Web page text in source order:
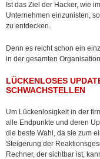
Ist das Ziel der Hacker, wie
Unternehmen einzunisten,
zu entdecken.
Denn es reicht schon ein
in der gesamten
LÜCKENLOSES
SCHWACHSTELLEN
Um Lückenlosigkeit in der
alle Endpunkte und deren
die beste Wahl, da sie zum
Steigerung der
Rechner, der sichtbar ist,